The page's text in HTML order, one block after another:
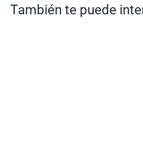
También te puede